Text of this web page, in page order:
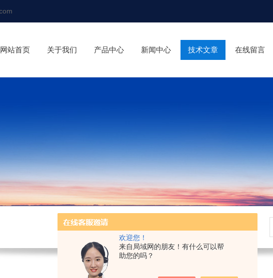
欢迎您！
来自局域网的朋友！有什么可以帮
助您的吗？
网站首页 关于我们 产品中心 新闻中心 技术文章 在线留言